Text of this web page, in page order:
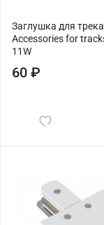
Заглушка для
Accessories for
11W
60 ₽